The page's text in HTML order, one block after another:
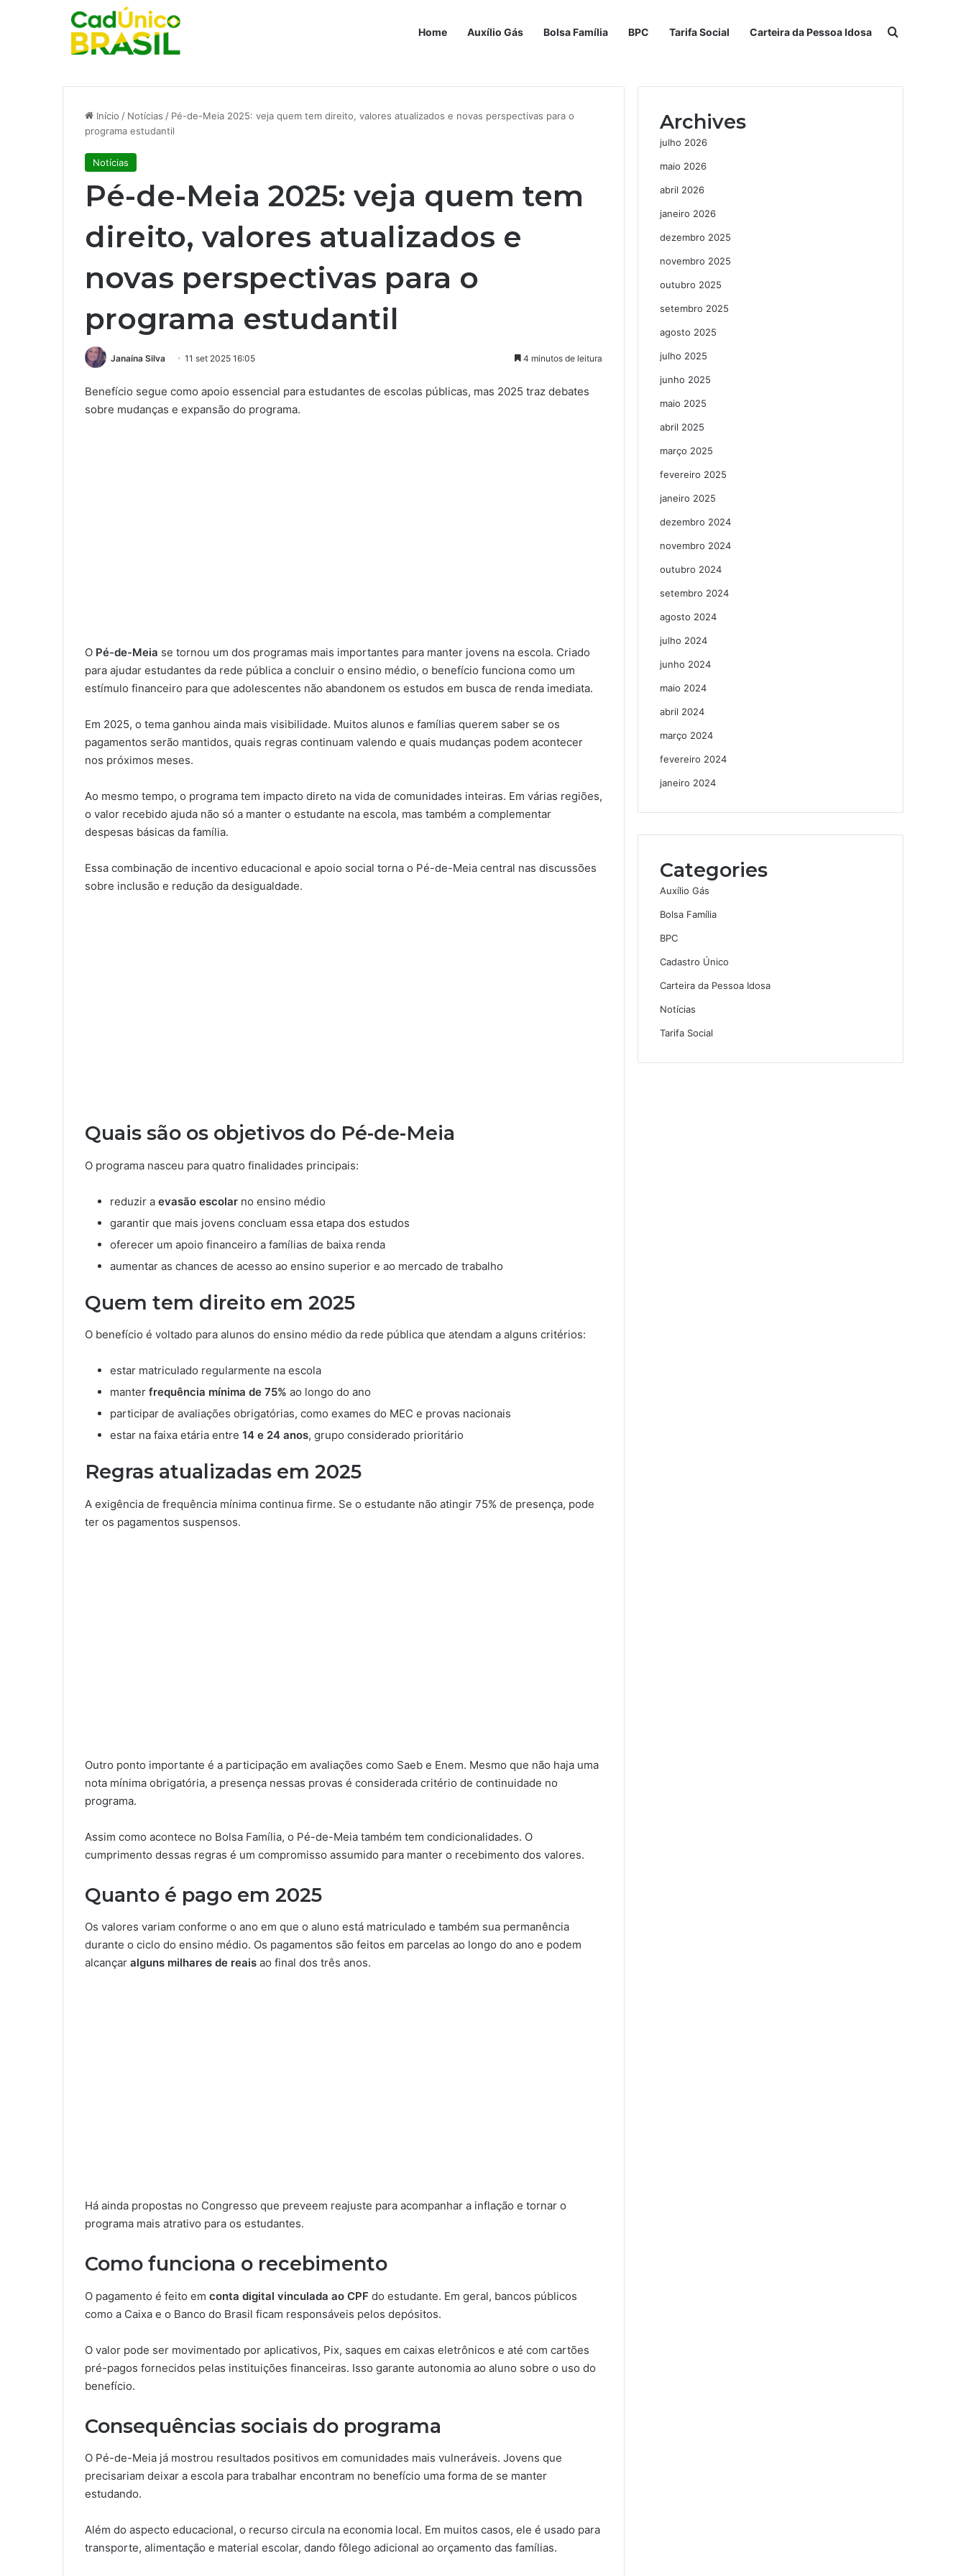
Home Auxílio Gás Bolsa Família BPC Tarifa Social Carteira da Pessoa Idosa Procurar por
Início / Notícias / Pé-de-Meia 2025: veja quem tem direito, valores atualizados e novas perspectivas para o
programa estudantil
Notícias
Pé-de-Meia 2025: veja quem tem
direito, valores atualizados e
novas perspectivas para o
programa estudantil
Janaína Silva 11 set 2025 16:05 4 minutos de leitura
Benefício segue como apoio essencial para estudantes de escolas públicas, mas 2025 traz debates
sobre mudanças e expansão do programa.
O Pé-de-Meia se tornou um dos programas mais importantes para manter jovens na escola. Criado
para ajudar estudantes da rede pública a concluir o ensino médio, o benefício funciona como um
estímulo financeiro para que adolescentes não abandonem os estudos em busca de renda imediata.
Em 2025, o tema ganhou ainda mais visibilidade. Muitos alunos e famílias querem saber se os
pagamentos serão mantidos, quais regras continuam valendo e quais mudanças podem acontecer
nos próximos meses.
Ao mesmo tempo, o programa tem impacto direto na vida de comunidades inteiras. Em várias regiões,
o valor recebido ajuda não só a manter o estudante na escola, mas também a complementar
despesas básicas da família.
Essa combinação de incentivo educacional e apoio social torna o Pé-de-Meia central nas discussões
sobre inclusão e redução da desigualdade.
Quais são os objetivos do Pé-de-Meia
O programa nasceu para quatro finalidades principais:
reduzir a evasão escolar no ensino médio
garantir que mais jovens concluam essa etapa dos estudos
oferecer um apoio financeiro a famílias de baixa renda
aumentar as chances de acesso ao ensino superior e ao mercado de trabalho
Quem tem direito em 2025
O benefício é voltado para alunos do ensino médio da rede pública que atendam a alguns critérios:
estar matriculado regularmente na escola
manter frequência mínima de 75% ao longo do ano
participar de avaliações obrigatórias, como exames do MEC e provas nacionais
estar na faixa etária entre 14 e 24 anos, grupo considerado prioritário
Regras atualizadas em 2025
A exigência de frequência mínima continua firme. Se o estudante não atingir 75% de presença, pode
ter os pagamentos suspensos.
Outro ponto importante é a participação em avaliações como Saeb e Enem. Mesmo que não haja uma
nota mínima obrigatória, a presença nessas provas é considerada critério de continuidade no
programa.
Assim como acontece no Bolsa Família, o Pé-de-Meia também tem condicionalidades. O
cumprimento dessas regras é um compromisso assumido para manter o recebimento dos valores.
Quanto é pago em 2025
Os valores variam conforme o ano em que o aluno está matriculado e também sua permanência
durante o ciclo do ensino médio. Os pagamentos são feitos em parcelas ao longo do ano e podem
alcançar alguns milhares de reais ao final dos três anos.
Há ainda propostas no Congresso que preveem reajuste para acompanhar a inflação e tornar o
programa mais atrativo para os estudantes.
Como funciona o recebimento
O pagamento é feito em conta digital vinculada ao CPF do estudante. Em geral, bancos públicos
como a Caixa e o Banco do Brasil ficam responsáveis pelos depósitos.
O valor pode ser movimentado por aplicativos, Pix, saques em caixas eletrônicos e até com cartões
pré-pagos fornecidos pelas instituições financeiras. Isso garante autonomia ao aluno sobre o uso do
benefício.
Consequências sociais do programa
O Pé-de-Meia já mostrou resultados positivos em comunidades mais vulneráveis. Jovens que
precisariam deixar a escola para trabalhar encontram no benefício uma forma de se manter
estudando.
Além do aspecto educacional, o recurso circula na economia local. Em muitos casos, ele é usado para
transporte, alimentação e material escolar, dando fôlego adicional ao orçamento das famílias.
Archives
julho 2026
maio 2026
abril 2026
janeiro 2026
dezembro 2025
novembro 2025
outubro 2025
setembro 2025
agosto 2025
julho 2025
junho 2025
maio 2025
abril 2025
março 2025
fevereiro 2025
janeiro 2025
dezembro 2024
novembro 2024
outubro 2024
setembro 2024
agosto 2024
julho 2024
junho 2024
maio 2024
abril 2024
março 2024
fevereiro 2024
janeiro 2024
Categories
Auxílio Gás
Bolsa Família
BPC
Cadastro Único
Carteira da Pessoa Idosa
Notícias
Tarifa Social